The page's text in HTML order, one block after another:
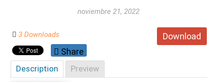
noviembre 21, 2022
Download
3 Downloads
Share
Description Preview